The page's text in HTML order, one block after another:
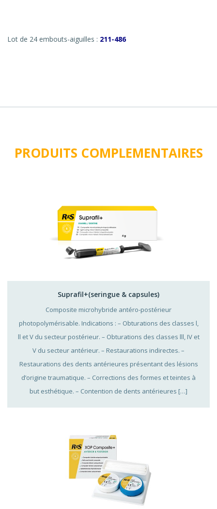
Lot de 24 embouts-aiguilles : 211-486
PRODUITS COMPLEMENTAIRES
Suprafil+(seringue & capsules)
Composite microhybride antéro-postérieur
photopolymérisable. Indications : – Obturations des classes l,
ll et V du secteur postérieur. – Obturations des classes lll, IV et
V du secteur antérieur. – Restaurations indirectes. –
Restaurations des dents antérieures présentant des lésions
d’origine traumatique. – Corrections des formes et teintes à
but esthétique. – Contention de dents antérieures […]